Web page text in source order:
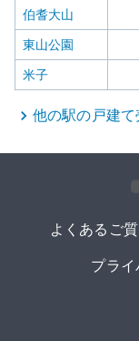
伯耆大山
東山公園
米子
他の駅の 戸建て
よくあるご
プライ